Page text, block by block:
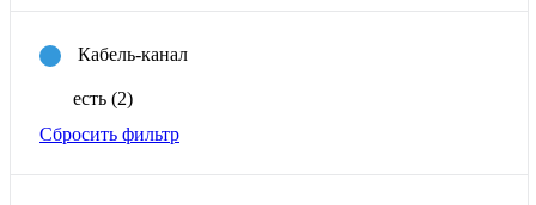
Кабель-канал
есть (2)
Сбросить фильтр